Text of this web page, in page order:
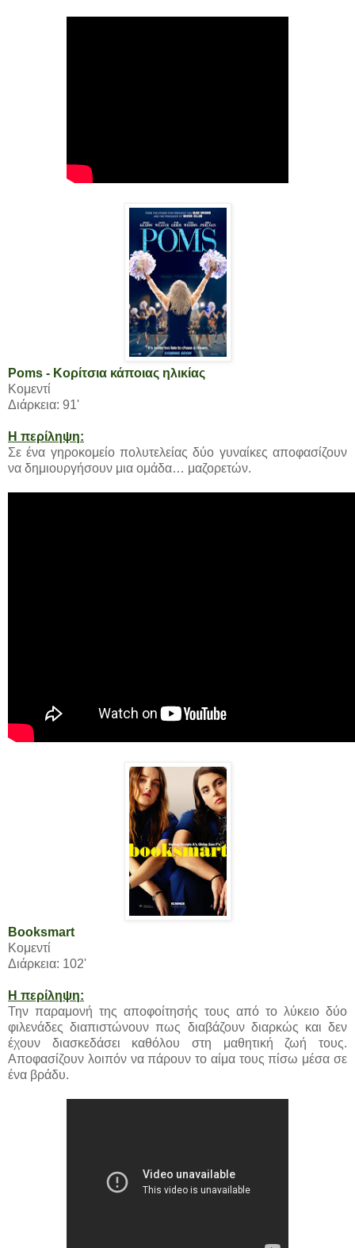
Poms - Κορίτσια κάποιας ηλικίας
Κομεντί
Διάρκεια: 91'
Η περίληψη:
Σε ένα γηροκομείο πολυτελείας δύο γυναίκες αποφασίζουν
να δημιουργήσουν μια ομάδα… μαζορετών.
Booksmart
Κομεντί
Διάρκεια: 102'
Η περίληψη:
Την παραμονή της αποφοίτησής τους από το λύκειο δύο
φιλενάδες διαπιστώνουν πως διαβάζουν διαρκώς και δεν
έχουν διασκεδάσει καθόλου στη μαθητική ζωή τους.
Αποφασίζουν λοιπόν να πάρουν το αίμα τους πίσω μέσα σε
ένα βράδυ.